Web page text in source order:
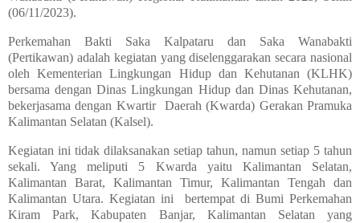
(06/11/2023).
Perkemahan Bakti Saka Kalpataru dan Saka Wanabakti
(Pertikawan) adalah kegiatan yang diselenggarakan secara nasional
oleh Kementerian Lingkungan Hidup dan Kehutanan (KLHK)
bersama dengan Dinas Lingkungan Hidup dan Dinas Kehutanan,
bekerjasama dengan Kwartir
Daerah (Kwarda) Gerakan Pramuka
Kalimantan Selatan (Kalsel).
Kegiatan ini tidak dilaksanakan setiap tahun, namun setiap 5 tahun
sekali. Yang meliputi 5 Kwarda yaitu Kalimantan Selatan,
Kalimantan Barat, Kalimantan Timur, Kalimantan Tengah dan
Kalimantan Utara. Kegiatan ini
bertempat di Bumi Perkemahan
Kiram Park, Kabupaten Banjar, Kalimantan Selatan yang